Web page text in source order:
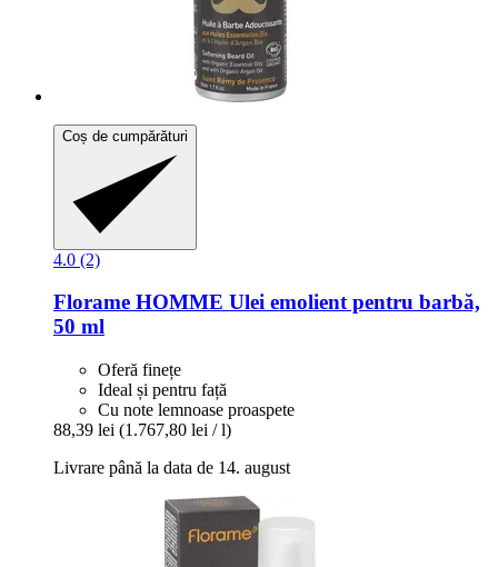
Coș de cumpărături
4.0 (2)
Florame HOMME Ulei emolient pentru barbă,
50 ml
Oferă finețe
Ideal și pentru față
Cu note lemnoase proaspete
88,39 lei (1.767,80 lei / l)
Livrare până la data de 14. august